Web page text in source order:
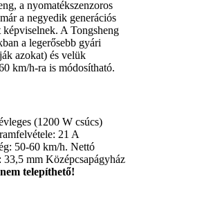
a nyomatékszenzoros
a negyedik generációs
A Tongsheng
a legerősebb gyári
azokat) és velük
km/h-ra is módosítható.
(1200 W csúcs)
21 A
50-60 km/h. Nettó
mm Középcsapágyház
telepíthető!